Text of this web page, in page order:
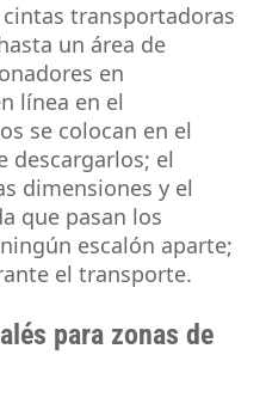
transportadoras
un área de
en
línea en el
se colocan en el
descargarlos; el
dimensiones y el
que pasan los
escalón aparte;
el transporte.
para zonas de